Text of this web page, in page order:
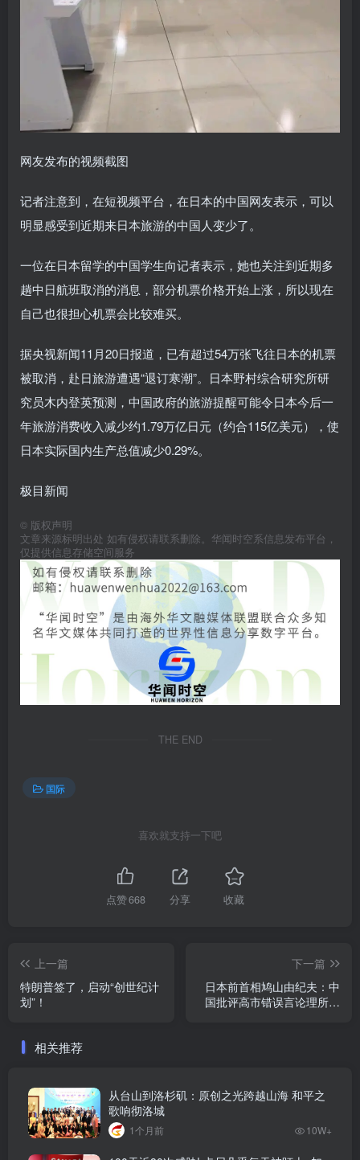
网友发布的视频截图
记者注意到，在短视频平台，在日本的中国网友表示，可以
明显感受到近期来日本旅游的中国人变少了。
一位在日本留学的中国学生向记者表示，她也关注到近期多
趟中日航班取消的消息，部分机票价格开始上涨，所以现在
自己也很担心机票会比较难买。
据央视新闻11月20日报道，已有超过54万张飞往日本的机票
被取消，赴日旅游遭遇“退订寒潮”。日本野村综合研究所研
究员木内登英预测，中国政府的旅游提醒可能令日本今后一
年旅游消费收入减少约1.79万亿日元（约合115亿美元），使
日本实际国内生产总值减少0.29%。
极目新闻
© 版权声明
文章来源标明出处 如有侵权请联系删除。华闻时空系信息发布平台，
仅提供信息存储空间服务
THE END
国际
喜欢就支持一下吧
点赞668 分享 收藏
上一篇
特朗普签了，启动“创世纪计
划”！
下一篇
日本前首相鸠山由纪夫：中
国批评高市错误言论理所当
相关推荐
从台山到洛杉矶：原创之光跨越山海 和平之
歌响彻洛城
1个月前 10W+